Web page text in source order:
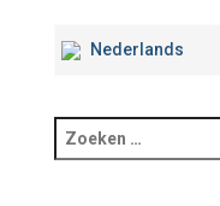
Nederlands